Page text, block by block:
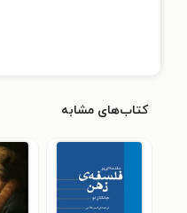
کتاب‌های مشابه